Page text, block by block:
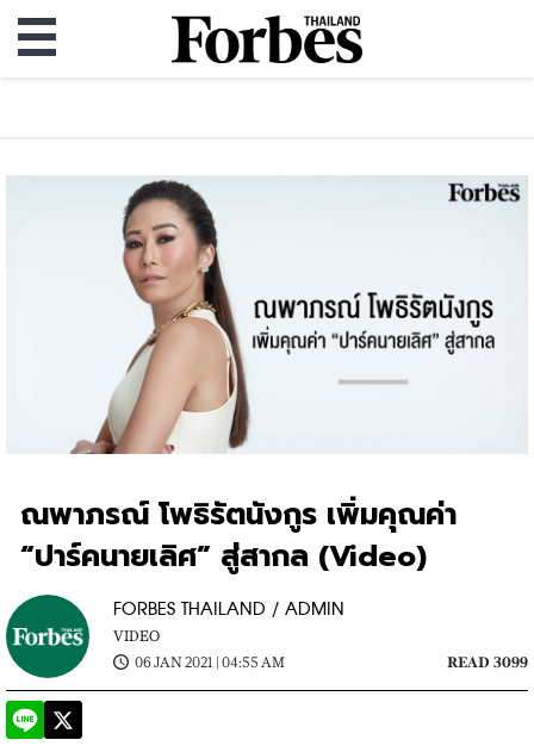
ณพาภรณ์ โพธิรัตนังกูร เพิ่มคุณค่า
“ปาร์คนายเลิศ” สู่สากล (Video)
FORBES THAILAND / ADMIN
VIDEO
06 JAN 2021 | 04:55 AM
READ 3099